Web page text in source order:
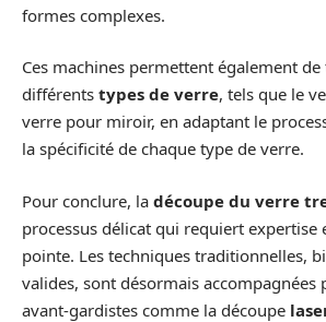
formes complexes.
Ces machines permettent également
différents types de verre, tels que le
verre pour miroir, en adaptant le
la spécificité de chaque type de verre.
Pour conclure, la découpe du verre
processus délicat qui requiert expertise
pointe. Les techniques traditionnelles,
valides, sont désormais accompagnées
avant-gardistes comme la découpe